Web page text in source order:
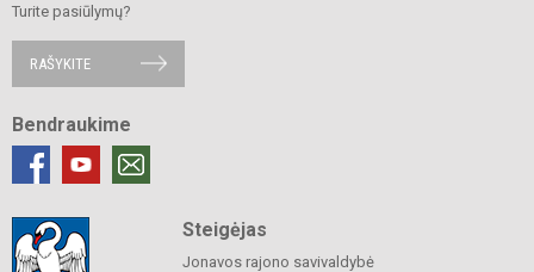
Turite pasiūlymų?
RAŠYKITE
Bendraukime
Steigėjas
Jonavos rajono savivaldybė